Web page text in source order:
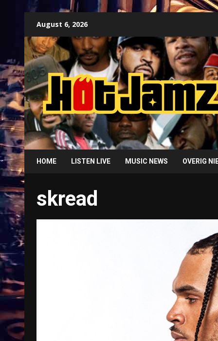
content
August 6, 2026
HOME LISTEN LIVE MUSIC NEWS OVERIG
skread
Treinkaartjes worden duurder,
abonnementen verdwijnen